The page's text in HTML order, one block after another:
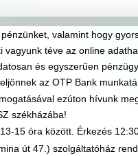
valamint hogy
téve az online
és egyszerűen
az OTP Bank
ezúton hívunk
székházába!
15 óra között. Érkezés
út 47.) szolgáltatóház